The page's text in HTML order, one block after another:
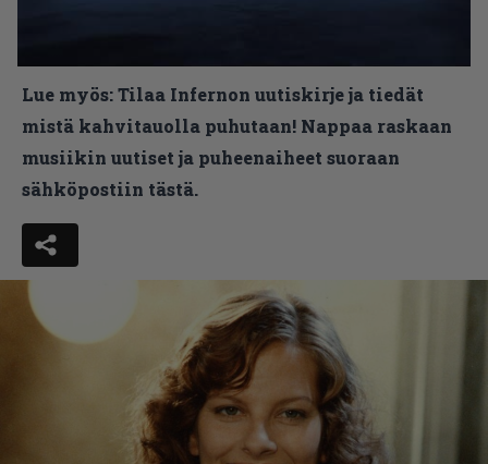
Lue myös:Tilaa Infernon uutiskirje ja tiedät
mistä kahvitauolla puhutaan! Nappaa raskaan
musiikin uutiset ja puheenaiheet suoraan
sähköpostiin tästä.